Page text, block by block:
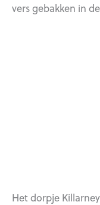
vers gebakken in
Het dorpje